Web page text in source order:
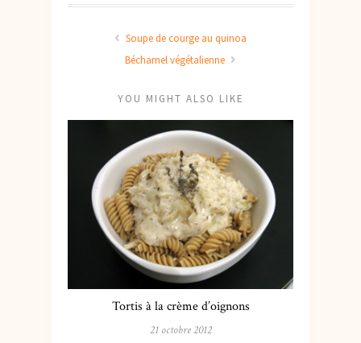
Soupe de courge au quinoa
Béchamel végétalienne
YOU MIGHT ALSO LIKE
Tortis à la crème d’oignons
21 octobre 2012